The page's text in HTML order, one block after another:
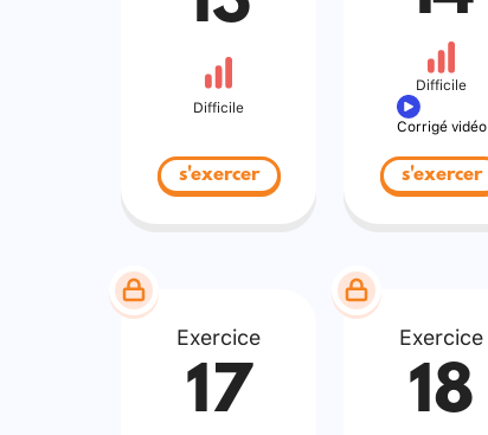
Difficile
s'exercer
Difficile
Corrigé vidéo
s'exercer
Exercice
17
Exercice
18